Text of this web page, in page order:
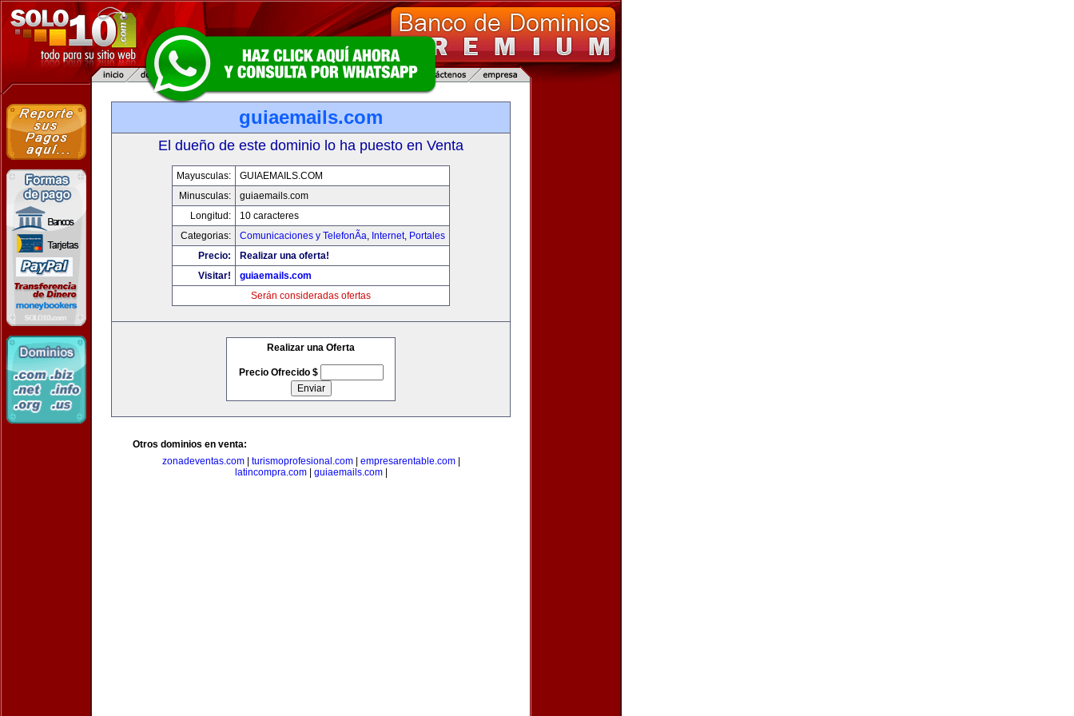
guiaemails.com
El dueño de este dominio lo ha puesto en Venta
Mayusculas:
GUIAEMAILS.COM
Minusculas:
guiaemails.com
Longitud:
10 caracteres
Categorias:
Comunicaciones y TelefonÃ­a, Internet, Portales
Precio:
Realizar una oferta!
Visitar!
guiaemails.com
Serán consideradas ofertas
Realizar una Oferta
Precio Ofrecido $
Otros dominios en venta:
zonadeventas.com| turismoprofesional.com| empresarentable.com|
latincompra.com| guiaemails.com|